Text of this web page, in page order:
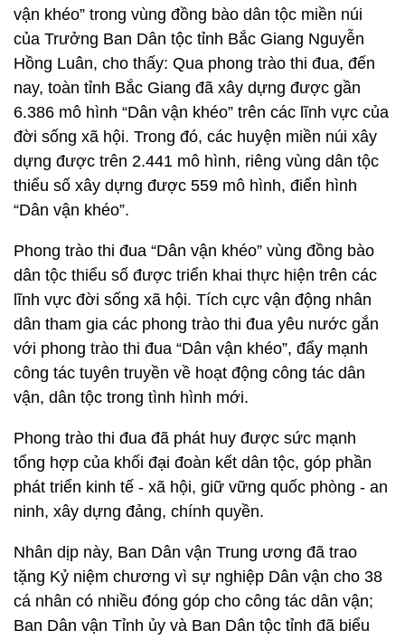
vận khéo” trong vùng đồng bào dân tộc miền núi
của Trưởng Ban Dân tộc tỉnh Bắc Giang Nguyễn
Hồng Luân, cho thấy: Qua phong trào thi đua, đến
nay, toàn tỉnh Bắc Giang đã xây dựng được gần
6.386 mô hình “Dân vận khéo” trên các lĩnh vực của
đời sống xã hội. Trong đó, các huyện miền núi xây
dựng được trên 2.441 mô hình, riêng vùng dân tộc
thiểu số xây dựng được 559 mô hình, điển hình
“Dân vận khéo”.
Phong trào thi đua “Dân vận khéo” vùng đồng bào
dân tộc thiểu số được triển khai thực hiện trên các
lĩnh vực đời sống xã hội. Tích cực vận động nhân
dân tham gia các phong trào thi đua yêu nước gắn
với phong trào thi đua “Dân vận khéo”, đẩy mạnh
công tác tuyên truyền về hoạt động công tác dân
vận, dân tộc trong tình hình mới.
Phong trào thi đua đã phát huy được sức mạnh
tổng hợp của khối đại đoàn kết dân tộc, góp phần
phát triển kinh tế - xã hội, giữ vững quốc phòng - an
ninh, xây dựng đảng, chính quyền.
Nhân dịp này, Ban Dân vận Trung ương đã trao
tặng Kỷ niệm chương vì sự nghiệp Dân vận cho 38
cá nhân có nhiều đóng góp cho công tác dân vận;
Ban Dân vận Tỉnh ủy và Ban Dân tộc tỉnh đã biểu